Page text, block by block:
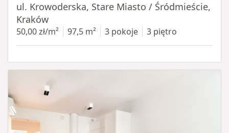
ul. Krowoderska, Stare Miasto / Śródmieście,
Kraków
50,00 zł/m² 97,5 m² 3 pokoje 3 piętro